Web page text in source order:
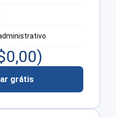
0,00)
grátis